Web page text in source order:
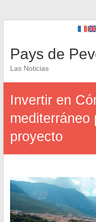
Pays de
Las Noticias
Invertir en
mediterráneo
proyecto